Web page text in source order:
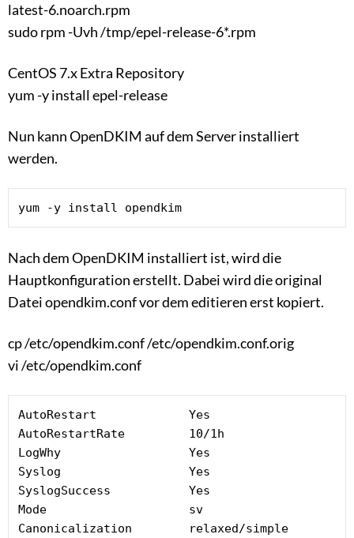
latest-6.noarch.rpm
sudo rpm -Uvh /tmp/epel-release-6*.rpm
CentOS 7.x Extra Repository
yum -y install epel-release
Nun kann OpenDKIM auf dem Server installiert
werden.
yum -y install opendkim
Nach dem OpenDKIM installiert ist, wird die
Hauptkonfiguration erstellt. Dabei wird die original
Datei opendkim.conf vor dem editieren erst kopiert.
cp /etc/opendkim.conf /etc/opendkim.conf.orig
vi /etc/opendkim.conf
AutoRestart             Yes
AutoRestartRate         10/1h
LogWhy                  Yes
Syslog                  Yes
SyslogSuccess           Yes
Mode                    sv
Canonicalization        relaxed/simple